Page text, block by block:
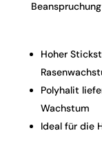
Hoher
Polyhalit
Wachstum
Ideal für die